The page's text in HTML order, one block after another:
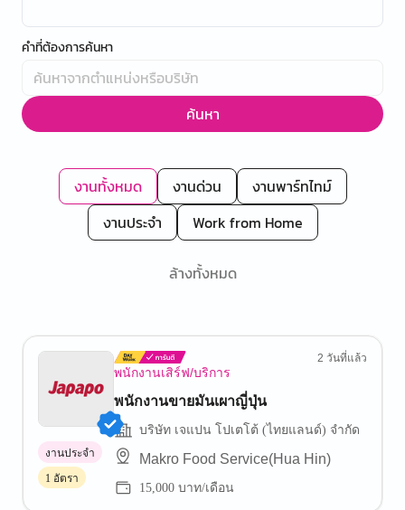
คำที่ต้องการค้นหา
ค้นหา
งานทั้งหมด งานด่วน
งานพาร์ทไทม์
งานประจำ
Work from Home
ล้างทั้งหมด
พนักงานเสิร์ฟ/บริการ
2 วันที่แล้ว
พนักงานขายมันเผาญี่ปุ่น
บริษัท เจแปน โปเตโต้ (ไทยแลนด์) จำกัด
Makro Food Service(Hua Hin)
15,000 บาท/เดือน
งานประจำ
1 อัตรา